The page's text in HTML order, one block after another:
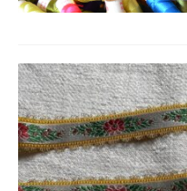
Déco
Mobilier
Vaisselle ancienne
Jouets anciens